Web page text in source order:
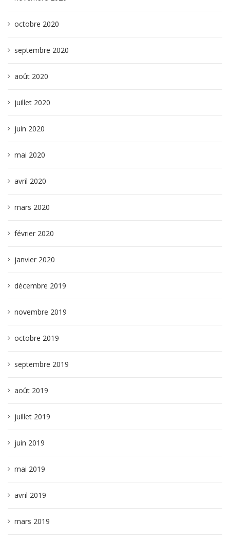
octobre 2020
septembre 2020
août 2020
juillet 2020
juin 2020
mai 2020
avril 2020
mars 2020
février 2020
janvier 2020
décembre 2019
novembre 2019
octobre 2019
septembre 2019
août 2019
juillet 2019
juin 2019
mai 2019
avril 2019
mars 2019